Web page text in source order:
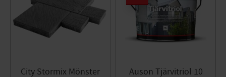
City Stormix Mönster
Auson Tjärvitriol 10